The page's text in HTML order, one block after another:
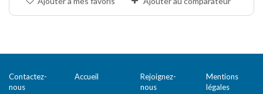
Contactez-
nous
Accueil
Rejoignez-
nous
Mentions
légales